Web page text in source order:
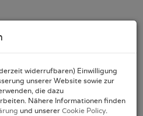
widerrufbaren) Einwilligung
unserer Website sowie zur
die dazu
Nähere Informationen finden
und unserer Cookie Policy.